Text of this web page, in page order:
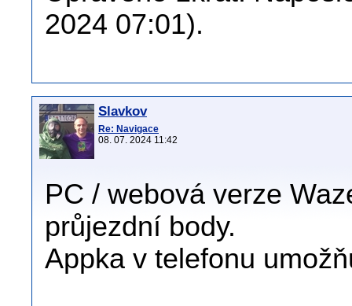
2024 07:01).
Slavkov
Re: Navigace
08. 07. 2024 11:42
PC / webová verze
průjezdní body.
Appka v telefonu